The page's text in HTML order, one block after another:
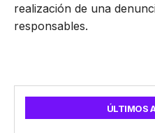
realización de una
responsables.
ÚLTIMOS